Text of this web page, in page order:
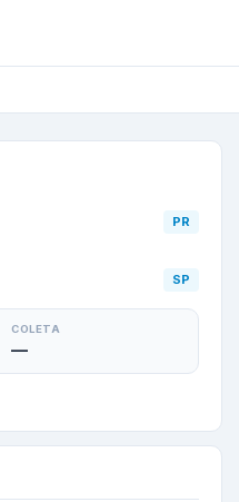
PR
SP
COLETA
—